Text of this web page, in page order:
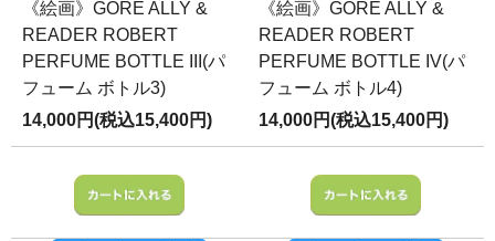
《絵画》GORE ALLY &
READER ROBERT
PERFUME BOTTLE III(パ
フューム ボトル3)
14,000円(税込15,400円)
《絵画》GORE ALLY &
READER ROBERT
PERFUME BOTTLE IV(パ
フューム ボトル4)
14,000円(税込15,400円)